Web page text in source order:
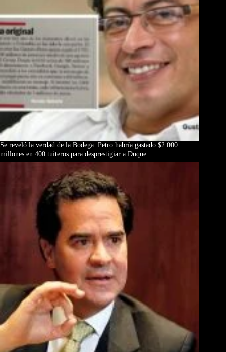
Se reveló la verdad de la Bodega: Petro habría gastado $2.000
millones en 400 tuiteros para desprestigiar a Duque